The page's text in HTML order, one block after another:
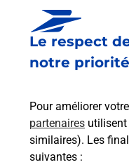
Le respect
notre priorité
Pour améliorer
partenaires utilisent
similaires). Les
suivantes :
Le lien s'ouvre dans un